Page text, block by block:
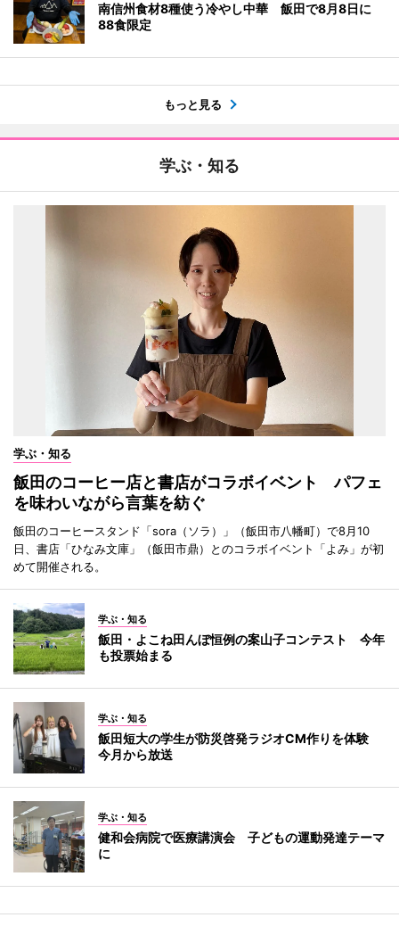
南信州食材8種使う冷やし中華 飯田で8月8日に
88食限定
もっと見る
学ぶ・知る
学ぶ・知る
飯田のコーヒー店と書店がコラボイベント パフェ
を味わいながら言葉を紡ぐ
飯田のコーヒースタンド「sora（ソラ）」（飯田市八幡町）で8月10
日、書店「ひなみ文庫」（飯田市鼎）とのコラボイベント「よみ」が初
めて開催される。
学ぶ・知る
飯田・よこね田んぼ恒例の案山子コンテスト 今年
も投票始まる
学ぶ・知る
飯田短大の学生が防災啓発ラジオCM作りを体験
今月から放送
学ぶ・知る
健和会病院で医療講演会 子どもの運動発達テーマ
に